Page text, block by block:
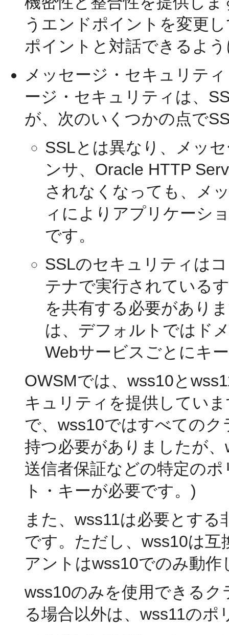
うエンドポイントを変更
ポイントと対話できるよ
メッセージ・セキュリテ
ージ・セキュリティは、
が、次のいくつかの点で
SSLとは異なり、メッ
ンサ、Oracle HTTP
されなくなっても、メ
ィによりアプリケーシ
です。
SSLのセキュリティは
テナで実行されている
を共有する必要があり
は、デフォルトではド
Webサービスごとにキ
OWSMでは、wss10と
キュリティを提供してい
で、wss10ではすべての
持つ必要がありましたが
送信者保証などの特定の
ト・キーが必要です。)
また、wss11は必要とす
です。ただし、wss10は
アントはwss10でのみ動作
wss10のみを使用できる
る場合以外は、wss11の